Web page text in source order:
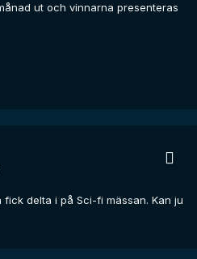
ut och vinnarna presenteras
delta i på Sci-fi mässan. Kan ju